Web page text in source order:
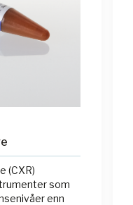
(CXR)
som
enn